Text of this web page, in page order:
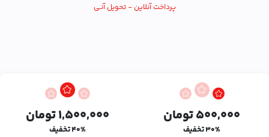
پرداخت آنلاین - تحویل آنـی
۵۰۰,۰۰۰ تومان
۳۰% تخفیف
۱,۵۰۰,۰۰۰ تومان
۴۰% تخفیف